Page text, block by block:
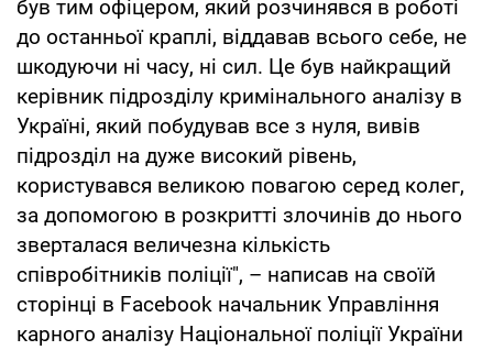
був тим офіцером, який розчинявся в роботі
до останньої краплі, віддавав всього себе, не
шкодуючи ні часу, ні сил. Це був найкращий
керівник підрозділу кримінального аналізу в
Україні, який побудував все з нуля, вивів
підрозділ на дуже високий рівень,
користувався великою повагою серед колег,
за допомогою в розкритті злочинів до нього
зверталася величезна кількість
співробітників поліції", – написав на своїй
сторінці в Facebook начальник Управління
карного аналізу Національної поліції України